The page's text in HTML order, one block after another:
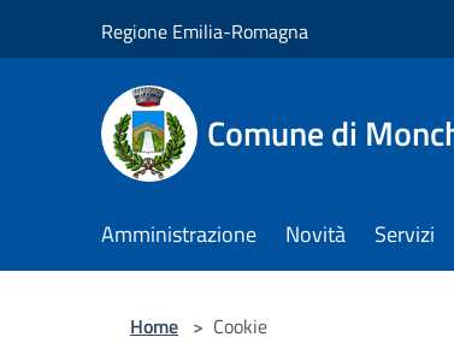
Regione Emilia-Romagna
Comune di
Amministrazione Novità Servizi
Home > Cookie